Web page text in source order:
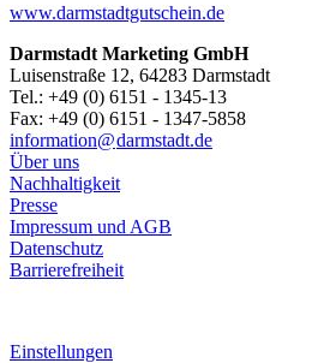
www.darmstadtgutschein.de
Darmstadt Marketing GmbH
Luisenstraße 12, 64283 Darmstadt
Tel.: +49 (0) 6151 - 1345-13
Fax: +49 (0) 6151 - 1347-5858
information@darmstadt.de
Über uns
Nachhaltigkeit
Presse
Impressum und AGB
Datenschutz
Barrierefreiheit
Einstellungen